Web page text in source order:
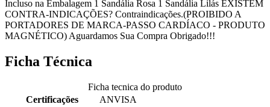
Incluso na Embalagem 1 Sandália Rosa 1 Sandália Lilás EXISTEM
CONTRA-INDICAÇÕES? Contraindicações.(PROIBIDO A
PORTADORES DE MARCA-PASSO CARDÍACO - PRODUTO
MAGNÉTICO) Aguardamos Sua Compra Obrigado!!!
Ficha Técnica
Ficha tecnica do produto
Certificações
ANVISA